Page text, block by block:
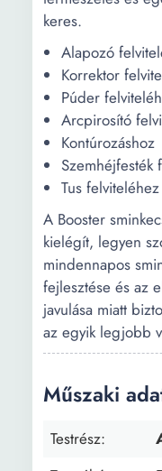
keres.
Alapozó
Korrektor
Púder
Arcpirosító
Kontúrozáshoz
Szemhéjfesték
Tus felviteléhez
A Booster
kielégít, legyen
mindennapos
fejlesztése és az
javulása miatt
az egyik legjobb
Műszaki
Testrész: